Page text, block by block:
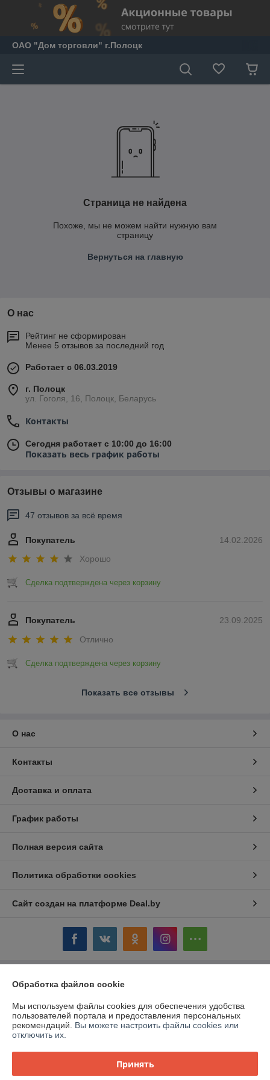
ОАО "Дом торговли" г.Полоцк
Страница не найдена
Похоже, мы не можем найти нужную вам
страницу
Вернуться на главную
О нас
Рейтинг не сформирован
Менее 5 отзывов за последний год
Работает с 06.03.2019
г. Полоцк
ул. Гоголя, 16, Полоцк, Беларусь
Контакты
Сегодня работает с 10:00 до 16:00
Показать весь график работы
Отзывы о магазине
47 отзывов за всё время
14.02.2026
Покупатель
Хорошо
Сделка подтверждена через корзину
23.09.2025
Покупатель
Отлично
Сделка подтверждена через корзину
Показать все отзывы
О нас
Контакты
Доставка и оплата
График работы
Полная версия сайта
Политика обработки cookies
Сайт создан на платформе Deal.by
Информация для покупателя
Юридическое лицо: ОАО «Дом торговли»
Витебская обл.,г. Полоцк, ул. Гоголя, 16
Регистрационный номер ЕГР: 300058954
Регистрационный орган: Витебский облисполком
Обработка файлов cookie
Мы используем файлы cookies для обеспечения удобства
пользователей портала и предоставления персональных
рекомендаций. Вы можете настроить файлы cookies или
отключить их.
Принять